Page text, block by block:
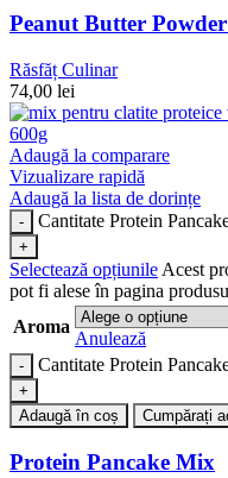
Peanut Butter
Răsfăț Culinar
74,00 lei
Adaugă la comparare
Vizualizare rapidă
Adaugă la lista de dorințe
Cantitate Protein
Selectează opțiunile Acest
pot fi alese în pagina
Aroma
Anulează
Cantitate Protein
Adaugă în coș Cumpărați
Protein Pancake Mix